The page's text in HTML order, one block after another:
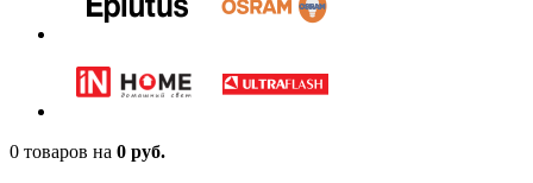
0 товаров на 0 руб.